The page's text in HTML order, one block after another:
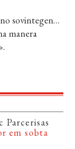
sovintegen…
manera
Parcerisas
em sobta